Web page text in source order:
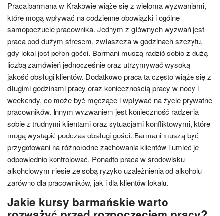
Praca barmana w Krakowie wiąże się z wieloma wyzwaniami,
które mogą wpływać na codzienne obowiązki i ogólne
samopoczucie pracownika. Jednym z głównych wyzwań jest
praca pod dużym stresem, zwłaszcza w godzinach szczytu,
gdy lokal jest pełen gości. Barmani muszą radzić sobie z dużą
liczbą zamówień jednocześnie oraz utrzymywać wysoką
jakość obsługi klientów. Dodatkowo praca ta często wiąże się z
długimi godzinami pracy oraz koniecznością pracy w nocy i
weekendy, co może być męczące i wpływać na życie prywatne
pracowników. Innym wyzwaniem jest konieczność radzenia
sobie z trudnymi klientami oraz sytuacjami konfliktowymi, które
mogą wystąpić podczas obsługi gości. Barmani muszą być
przygotowani na różnorodne zachowania klientów i umieć je
odpowiednio kontrolować. Ponadto praca w środowisku
alkoholowym niesie ze sobą ryzyko uzależnienia od alkoholu
zarówno dla pracowników, jak i dla klientów lokalu.
Jakie kursy barmańskie warto